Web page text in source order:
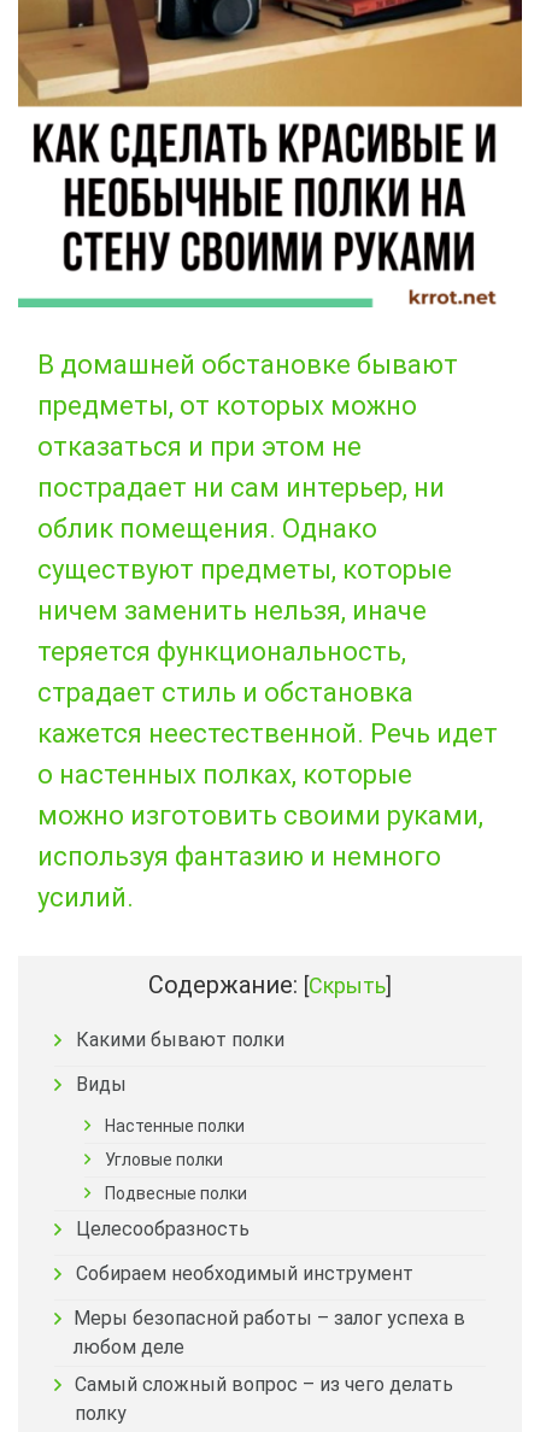
В домашней обстановке бывают
предметы, от которых можно
отказаться и при этом не
пострадает ни сам интерьер, ни
облик помещения. Однако
существуют предметы, которые
ничем заменить нельзя, иначе
теряется функциональность,
страдает стиль и обстановка
кажется неестественной. Речь идет
о настенных полках, которые
можно изготовить своими руками,
используя фантазию и немного
усилий.
Содержание: [Скрыть]
Какими бывают полки
Виды
Настенные полки
Угловые полки
Подвесные полки
Целесообразность
Собираем необходимый инструмент
Меры безопасной работы – залог успеха в
любом деле
Самый сложный вопрос – из чего делать
полку